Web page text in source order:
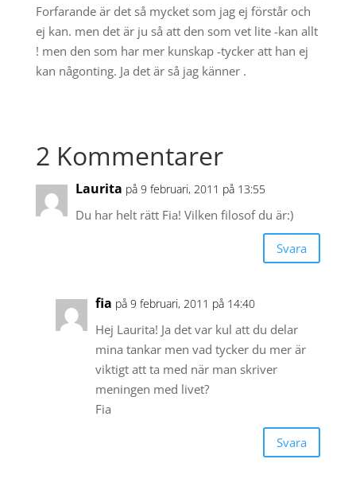
Forfarande är det så mycket som jag ej förstår och
ej kan. men det är ju så att den som vet lite -kan allt
! men den som har mer kunskap -tycker att han ej
kan någonting. Ja det är så jag känner .
2 Kommentarer
Laurita på 9 februari, 2011 på 13:55
Du har helt rätt Fia! Vilken filosof du är:)
Svara
fia på 9 februari, 2011 på 14:40
Hej Laurita! Ja det var kul att du delar
mina tankar men vad tycker du mer är
viktigt att ta med när man skriver
meningen med livet?
Fia
Svara